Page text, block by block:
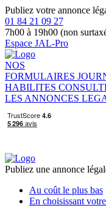
Publiez votre annonce
01 84 21 09 27
7h00 à 19h00 (non
Espace JAL-Pro
NOS
FORMULAIRES
HABILITES
LES ANNONCES
Publiez une annonce
Au coût le plus bas
En choisissant